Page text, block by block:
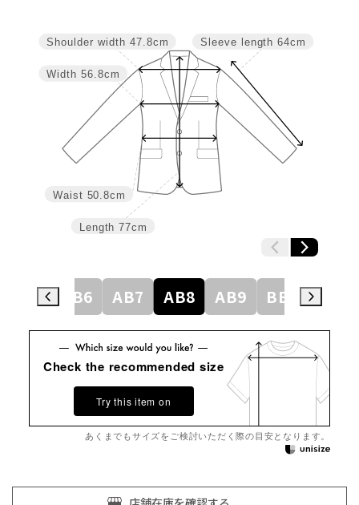
Sleeve length 64cm
Length 77cm
Waist 50.8cm
Width 56.8cm
Shoulder width 47.8cm
AB6 AB7 AB8 AB9 BE3
Check the recommended size
Try this item on
あくまでもサイズをご検討いただく際の目安となります。